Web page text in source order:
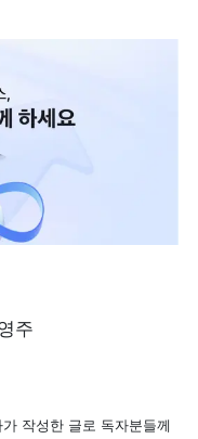
주
작성한 글로 독자분들께